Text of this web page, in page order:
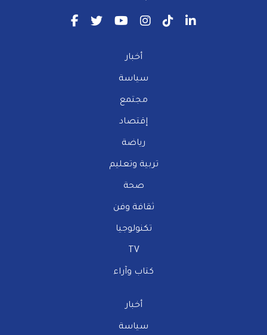
أخبار
سياسة
مجتمع
إقتصاد
رياضة
تربية وتعليم
صحة
ثقافة وفن
تكنولوجيا
TV
كتاب وآراء
أخبار
سياسة